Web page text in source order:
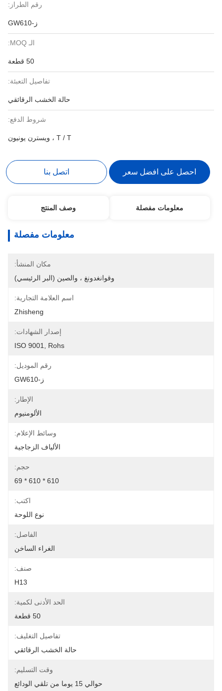
رقم الطراز:
ز-GW610
الـ MOQ:
50 قطعة
تفاصيل التعبئة:
حالة الخشب الرقائقي
شروط الدفع:
T / T ، ويسترن يونيون
احصل على افضل سعر اتصل بنا
معلومات مفصلة وصف المنتج
معلومات مفصلة
مكان المنشأ:
وقوانغدونغ ، والصين (البر الرئيسي)
اسم العلامة التجارية:
Zhisheng
إصدار الشهادات:
ISO 9001, Rohs
رقم الموديل:
ز-GW610
الإطار:
الألومنيوم
وسائط الإعلام:
الألياف الزجاجية
حجم:
610 * 610 * 69
اكتب:
نوع اللوحة
الفاصل:
الغراء الساخن
صنف:
H13
الحد الأدنى لكمية:
50 قطعة
تفاصيل التغليف:
حالة الخشب الرقائقي
وقت التسليم:
حوالي 15 يوما من تلقي الودائع